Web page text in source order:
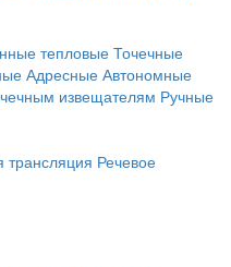
тепловые Точечные
Адресные Автономные
извещателям Ручные
Речевое